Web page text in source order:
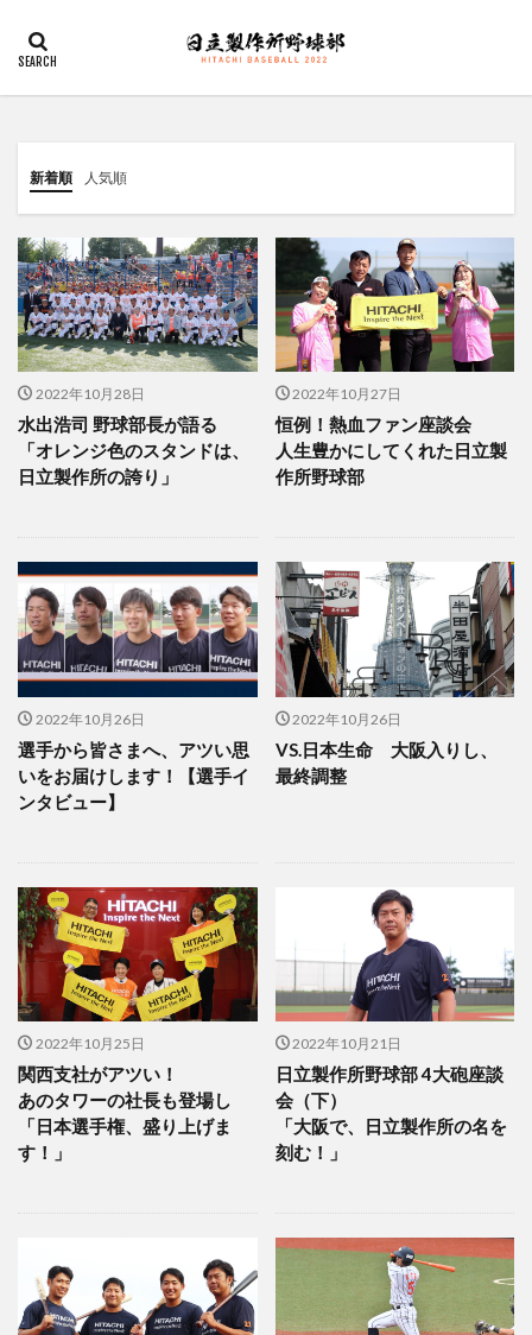
新着順 人気順
2022年10月28日
水出浩司 野球部長が語る
「オレンジ色のスタンドは、
日立製作所の誇り」
2022年10月27日
恒例！熱血ファン座談会
人生豊かにしてくれた日立製
作所野球部
2022年10月26日
選手から皆さまへ、アツい思
いをお届けします！【選手イ
ンタビュー】
2022年10月26日
VS.日本生命 大阪入りし、
最終調整
2022年10月25日
関西支社がアツい！
あのタワーの社長も登場し
「日本選手権、盛り上げま
す！」
2022年10月21日
日立製作所野球部 4大砲座談
会（下）
「大阪で、日立製作所の名を
刻む！」
SEO AMP PWA
カテゴリー
タグ
佐々木俊輔 大塚直人 宮慎太朗 関東リーグ戦
検索